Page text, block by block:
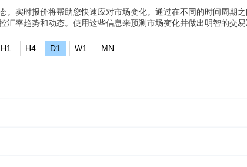
。实时报价将帮助您快速应对市场变化。通过在不同的时间周期
汇率趋势和动态。使用这些信息来预测市场变化并做出明智的交易
H1 H4 D1 W1 MN